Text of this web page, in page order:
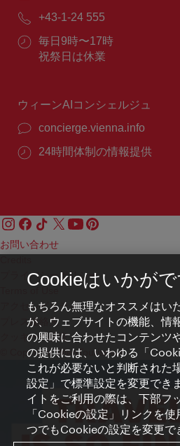
ー
ル：
電
番
号：
+43-1-24 555
営
業
毎日9時〜17時
祝祭日は休業
ウィーンAIコンシェルジュ
concierge.vienna.info
24時間体制の情報提供
お問い合わせ
プライバシーポリシー
アクセシビリティ
プレス連絡先
クッキーの設定
© Copyright WienTourismus
Cookieはいかがで
もちろん無理なオススメはい
が、ウェブサイトの機能、情
の興味に合わせたコンテンツ
の提供には、いわゆる「
これが必要ないと判断された
設定」で標準設定を変更でき
イトをご利用の際は、下部フ
「Cookieの設定」リンクを
つでもCookieの設定を変更で